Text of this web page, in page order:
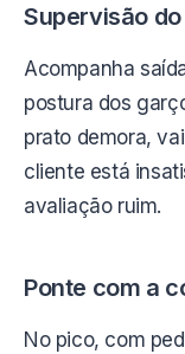
Supervisão
Acompanha
postura dos
prato demora,
cliente está
avaliação ruim.
Ponte com a
No pico, com